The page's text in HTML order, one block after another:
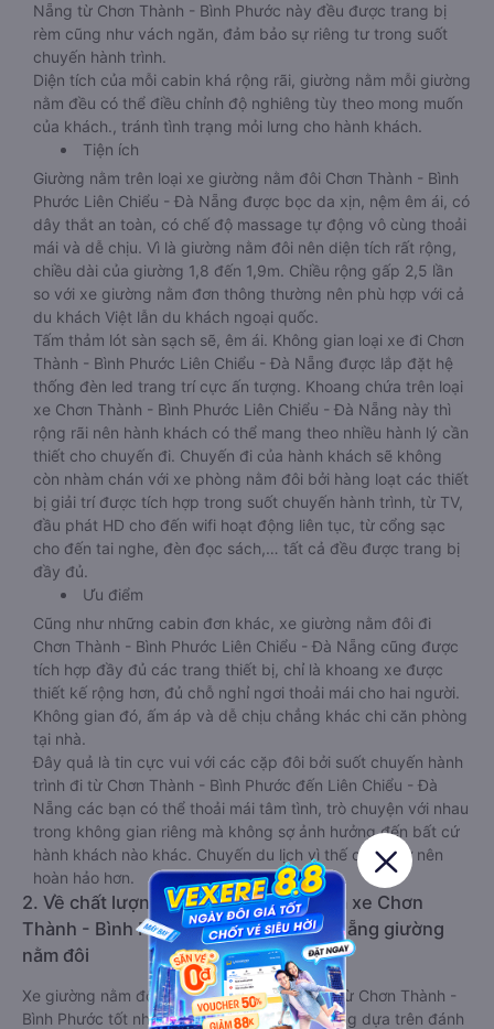
Nẵng từ Chơn Thành - Bình Phước này đều được trang bị
rèm cũng như vách ngăn, đảm bảo sự riêng tư trong suốt
chuyến hành trình.
Diện tích của mỗi cabin khá rộng rãi, giường nằm mỗi giường
nằm đều có thể điều chỉnh độ nghiêng tùy theo mong muốn
của khách., tránh tình trạng mỏi lưng cho hành khách.
Tiện ích
Giường nằm trên loại xe giường nằm đôi Chơn Thành - Bình
Phước Liên Chiểu - Đà Nẵng được bọc da xịn, nệm êm ái, có
dây thắt an toàn, có chế độ massage tự động vô cùng thoải
mái và dễ chịu. Vì là giường nằm đôi nên diện tích rất rộng,
chiều dài của giường 1,8 đến 1,9m. Chiều rộng gấp 2,5 lần
so với xe giường nằm đơn thông thường nên phù hợp với cả
du khách Việt lẫn du khách ngoại quốc.
Tấm thảm lót sàn sạch sẽ, êm ái. Không gian loại xe đi Chơn
Thành - Bình Phước Liên Chiểu - Đà Nẵng được lắp đặt hệ
thống đèn led trang trí cực ấn tượng. Khoang chứa trên loại
xe Chơn Thành - Bình Phước Liên Chiểu - Đà Nẵng này thì
rộng rãi nên hành khách có thể mang theo nhiều hành lý cần
thiết cho chuyến đi. Chuyến đi của hành khách sẽ không
còn nhàm chán với xe phòng nằm đôi bởi hàng loạt các thiết
bị giải trí được tích hợp trong suốt chuyến hành trình, từ TV,
đầu phát HD cho đến wifi hoạt động liên tục, từ cổng sạc
cho đến tai nghe, đèn đọc sách,… tất cả đều được trang bị
đầy đủ.
Ưu điểm
Cũng như những cabin đơn khác, xe giường nằm đôi đi
Chơn Thành - Bình Phước Liên Chiểu - Đà Nẵng cũng được
tích hợp đầy đủ các trang thiết bị, chỉ là khoang xe được
thiết kế rộng hơn, đủ chỗ nghỉ ngơi thoải mái cho hai người.
Không gian đó, ấm áp và dễ chịu chẳng khác chi căn phòng
tại nhà.
Đây quả là tin cực vui với các cặp đôi bởi suốt chuyến hành
trình đi từ Chơn Thành - Bình Phước đến Liên Chiểu - Đà
Nẵng các bạn có thể thoải mái tâm tình, trò chuyện với nhau
trong không gian riêng mà không sợ ảnh hưởng đến bất cứ
hành khách nào khác. Chuyến du lịch vì thế cũng trở nên
hoàn hảo hơn.
2. Về chất lượng, review, đánh giá nhà xe Chơn
Thành - Bình Phước Liên Chiểu - Đà Nẵng giường
nằm đôi
Xe giường nằm đôi đi Liên Chiểu - Đà Nẵng từ Chơn Thành -
Bình Phước tốt nhất được phân loại chất lượng dựa trên đánh